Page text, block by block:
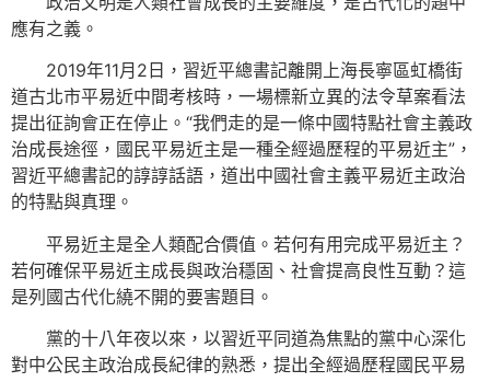
應有之義。
2019年11月2日，習近平總書記離開上海長寧區虹橋街
道古北市平易近中間考核時，一場標新立異的法令草案看法
提出征詢會正在停止。“我們走的是一條中國特點社會主義政
治成長途徑，國民平易近主是一種全經過歷程的平易近主”，
習近平總書記的諄諄話語，道出中國社會主義平易近主政治
的特點與真理。
平易近主是全人類配合價值。若何有用完成平易近主？
若何確保平易近主成長與政治穩固、社會提高良性互動？這
是列國古代化繞不開的要害題目。
黨的十八年夜以來，以習近平同道為焦點的黨中心深化
對中公民主政治成長紀律的熟悉，提出全經過歷程國民平易